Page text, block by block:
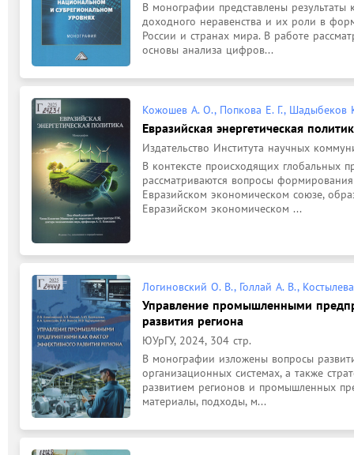
В монографии представлены
доходного неравенства и их роли в
России и странах мира. В работе
основы анализа цифров...
Кожошев А. О., Попкова Е. Г., Шадыбеков
Евразийская энергетическая
Издательство Института научных
В контексте происходящих глобальных
рассматриваются вопросы
Евразийском экономическом союзе,
Евразийском экономическом ...
Логиновский О. В., Голлай А. В.,
Управление промышленными
развития региона
ЮУрГУ, 2024, 304 стр.
В монографии изложены вопросы
организационных системах, а также
развитием регионов и промышленных
материалы, подходы, м...